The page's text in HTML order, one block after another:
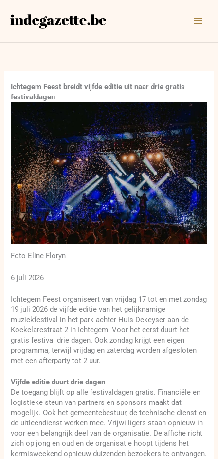
naar
Ichtegem Feest breidt vijfde editie uit naar drie gratis
festivaldagen
Foto Eline Floryn
6 juli 2026
Ichtegem Feest organiseert van vrijdag 17 tot en met zondag
19 juli 2026 de vijfde editie van het gelijknamige
muziekfestival in het park achter Huis Dekeyser aan de
Koekelarestraat 2 in Ichtegem. Voor het eerst duurt het
gratis festival drie dagen. Ook zondag krijgt een eigen
programma, terwijl vrijdag en zaterdag worden afgesloten
met een afterparty tot 2 uur.
Vijfde editie duurt drie dagen
De toegang blijft op alle festivaldagen gratis. Financiële en
logistieke steun van partners en sponsors maakt dat
mogelijk. Ook het gemeentebestuur, de technische dienst en
de uitleendienst werken mee. Vrijwilligers staan opnieuw in
voor een belangrijk deel van de organisatie. De affiche richt
zich op jong en oud en de organisatie hoopt tijdens het
kermisweekend opnieuw duizenden bezoekers te ontvangen.